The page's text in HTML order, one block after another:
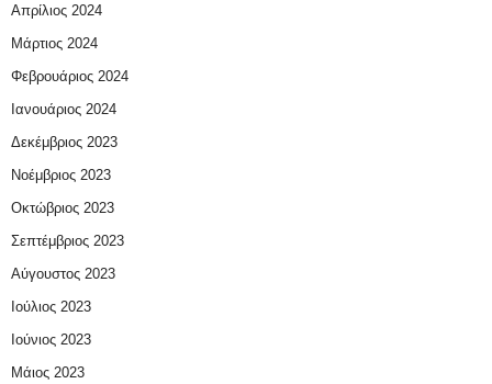
Απρίλιος 2024
Μάρτιος 2024
Φεβρουάριος 2024
Ιανουάριος 2024
Δεκέμβριος 2023
Νοέμβριος 2023
Οκτώβριος 2023
Σεπτέμβριος 2023
Αύγουστος 2023
Ιούλιος 2023
Ιούνιος 2023
Μάιος 2023